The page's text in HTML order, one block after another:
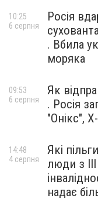
Росія
. Вбила
моряка
10:25
6 серпня
Як
. Росія
"Онікс",
09:53
6 серпня
Які
люди з
надає
14:48
4 серпня